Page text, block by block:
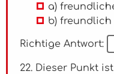
a)
b) freundlich
Richtige Antwort:
22. Dieser Punkt ist